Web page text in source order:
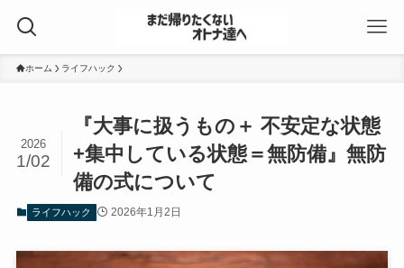
ホーム ライフハック
『大事に扱うもの＋ 不安定な状態
+集中している状態＝無防備』無防
備の式について
2026
1/02
ライフハック 2026年1月2日